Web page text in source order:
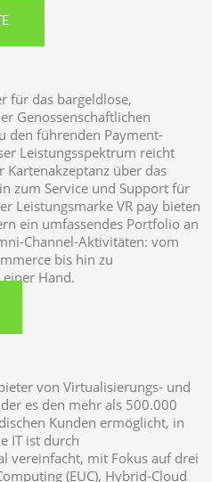
für das bargeldlose,
Genossenschaftlichen
den führenden Payment-
Leistungsspektrum reicht
Kartenakzeptanz über das
zum Service und Support für
Leistungsmarke VR pay bieten
ein umfassendes Portfolio an
Channel-Aktivitäten: vom
bis hin zu
Hand.
von Virtualisierungs- und
es den mehr als 500.000
Kunden ermöglicht, in
IT ist durch
vereinfacht, mit Fokus auf drei
(EUC), Hybrid-Cloud